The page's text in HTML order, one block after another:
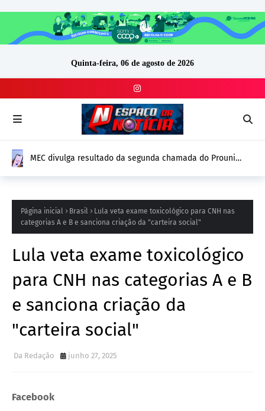
Quinta-feira, 06 de agosto de 2026
MEC divulga resultado da segunda chamada do Prouni
Página inicial Brasil
Lula veta exame toxicológico para CNH nas
categorias A e B e sanciona criação da "carteira social"
Lula veta exame toxicológico
para CNH nas categorias A e B
e sanciona criação da
"carteira social"
Da Redação junho 27, 2025
Facebook